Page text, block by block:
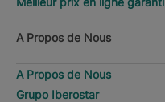
A Propos de Nous
A Propos de Nous
Grupo Iberostar